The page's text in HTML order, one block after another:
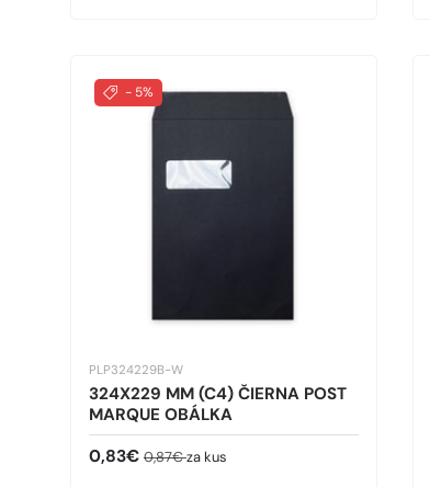
- 5%
PLP324229B-W
324X229 MM (C4) ČIERNA POST
MARQUE OBÁLKA
Predajná cena
0,83€ Bežná cena
0,87€za kus